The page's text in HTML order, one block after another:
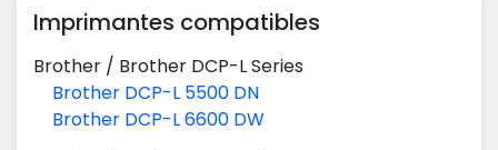
Imprimantes compatibles
Brother / Brother DCP-L Series
Brother DCP-L 5500 DN
Brother DCP-L 6600 DW